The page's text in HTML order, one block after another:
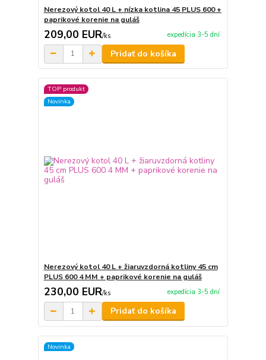
Nerezový kotol 40 L + nízka kotlina 45 PLUS 600 +
paprikové korenie na guláš
209,00 EUR/ks expedícia 3-5 dní
Pridať do košíka
TOP produkt
Novinka
Nerezový kotol 40 L + žiaruvzdorná kotliny 45 cm
PLUS 600 4 MM + paprikové korenie na guláš
230,00 EUR/ks expedícia 3-5 dní
Pridať do košíka
Novinka